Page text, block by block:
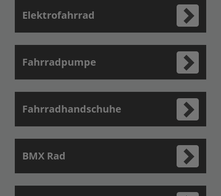
Elektrofahrrad
Fahrradpumpe
Fahrradhandschuhe
BMX Rad